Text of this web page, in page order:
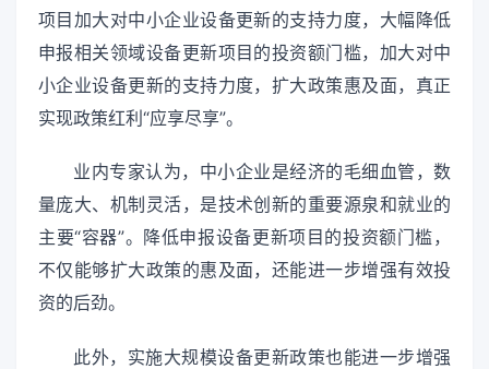
项目加大对中小企业设备更新的支持力度，大幅降低
申报相关领域设备更新项目的投资额门槛，加大对中
小企业设备更新的支持力度，扩大政策惠及面，真正
实现政策红利“应享尽享”。
业内专家认为，中小企业是经济的毛细血管，数
量庞大、机制灵活，是技术创新的重要源泉和就业的
主要“容器”。降低申报设备更新项目的投资额门槛，
不仅能够扩大政策的惠及面，还能进一步增强有效投
资的后劲。
此外，实施大规模设备更新政策也能进一步增强